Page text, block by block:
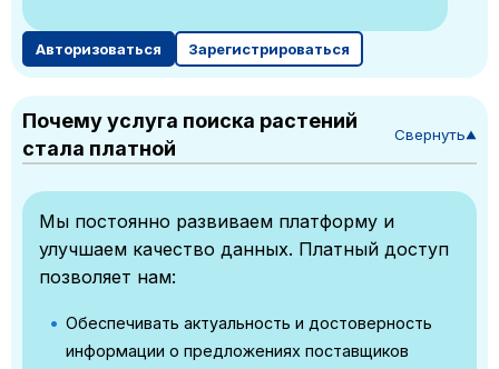
Авторизоваться Зарегистрироваться
Почему услуга поиска растений
стала платной
Свернуть▼
Мы постоянно развиваем платформу и
улучшаем качество данных. Платный доступ
позволяет нам:
Обеспечивать актуальность и достоверность
информации о предложениях поставщиков